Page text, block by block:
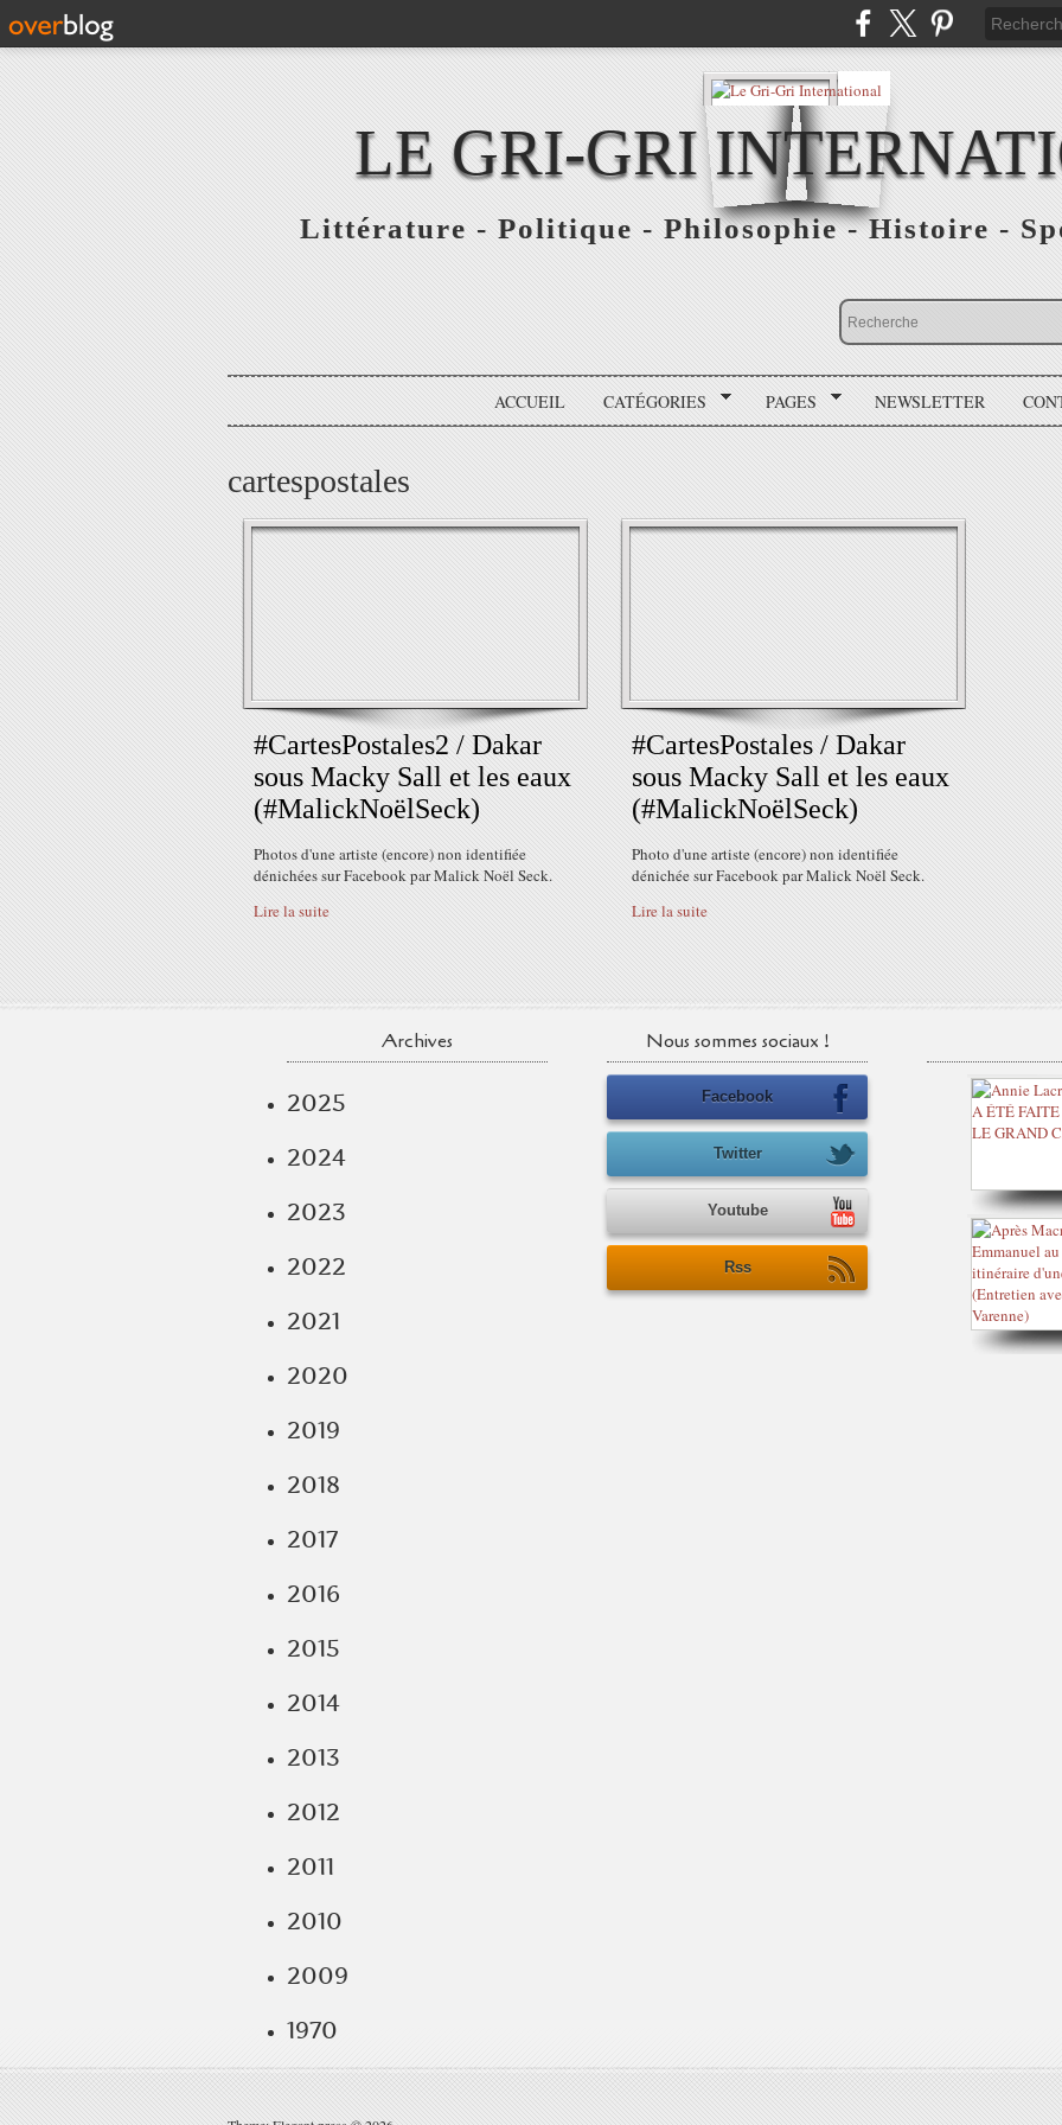
LE GRI-GRI
Littérature - Politique - Philosophie - Histoire -
ACCUEIL CATÉGORIES PAGES NEWSLETTER
cartespostales
#CartesPostales2 / Dakar
sous Macky Sall et les eaux
(#MalickNoëlSeck)
Photos d'une artiste (encore) non identifiée
dénichées sur Facebook par Malick Noël Seck.
Lire la suite
#CartesPostales / Dakar
sous Macky Sall et les eaux
(#MalickNoëlSeck)
Photo d'une artiste (encore) non identifiée
dénichée sur Facebook par Malick Noël Seck.
Lire la suite
Archives
2025
2024
2023
2022
2021
2020
2019
2018
2017
2016
2015
2014
2013
2012
2011
2010
2009
1970
Nous sommes sociaux !
Facebook
Twitter
Youtube
Rss